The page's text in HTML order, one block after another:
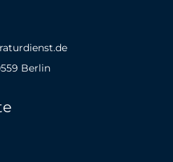
Berlin